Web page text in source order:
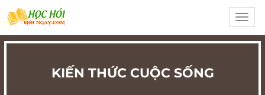
KIẾN THỨC CUỘC SỐNG